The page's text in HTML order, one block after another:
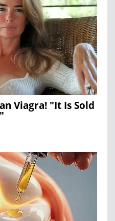
Viagra! "It Is Sold